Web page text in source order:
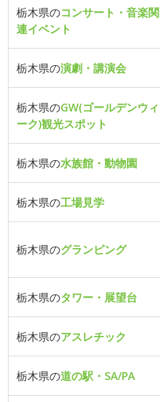
栃木県のコンサート・音楽関
連イベント
栃木県の演劇・講演会
栃木県のGW(ゴールデンウィ
ーク)観光スポット
栃木県の水族館・動物園
栃木県の工場見学
栃木県のグランピング
栃木県のタワー・展望台
栃木県のアスレチック
栃木県の道の駅・SA/PA